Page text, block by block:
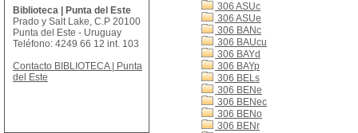
306 ASUc
306 ASUe
306 BANc
306 BAUcu
306 BAYd
306 BAYp
306 BELs
306 BENe
306 BENec
306 BENo
306 BENr
Biblioteca | Punta del Este
Prado y Salt Lake, C.P 20100
Punta del Este - Uruguay
Teléfono: 4249 66 12 int. 103
Contacto BIBLIOTECA | Punta
del Este